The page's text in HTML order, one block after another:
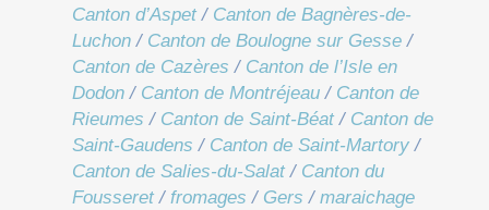
Canton d’Aspet/ Canton de Bagnères-de-
Luchon / Canton de Boulogne sur Gesse /
Canton de Cazères / Canton de l’Isle en
Dodon / Canton de Montréjeau / Canton de
Rieumes / Canton de Saint-Béat/ Canton de
Saint-Gaudens / Canton de Saint-Martory /
Canton de Salies-du-Salat/ Canton du
Fousseret/ fromages / Gers / maraichage